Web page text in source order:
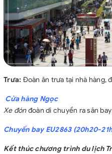
Trưa: Đoàn ăn trưa tại nhà hàng,
Cửa hàng Ngọc
Xe đónđoàn di chuyển ra sân bay
Chuyến bay EU2863 (20h20-
Kết thúc chương trình du lịch